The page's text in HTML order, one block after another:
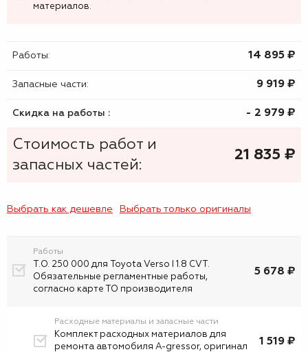
материалов.
Работы: 14 895 ₷
Запасные части: 9 919 ₷
Скидка на работы : - 2 979 ₷
Стоимость работ и
запасных частей:
21 835 ₷
Выбрать как дешевле Выбрать только оригиналы
Работы
Т.О. 250 000 для Toyota Verso I 1.8 CVT.
Обязательные регламентные работы,
согласно карте ТО производителя
5 678 ₽
Расходные материалы и запасные части
Комплект расходных материалов для
ремонта автомобиля A-gressor, оригинал
1 519 ₽